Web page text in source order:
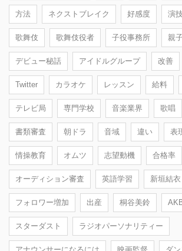
方法 ネクストブレイク 好感度 演
歌舞伎 歌舞伎役者 子役事務所 親
デビュー秘話 アイドルグループ 改善
Twitter カラオケ レッスン 給料
テレビ局 専門学校 音楽業界 歌唱
書類審査 朝ドラ 音域 違い 表
情操教育 オムツ 志望動機 合格率
オーディション審査 英語学習 新垣結衣
フォロワー増加 出産 桐谷美鈴
スターダスト ラジオパーソナリティー